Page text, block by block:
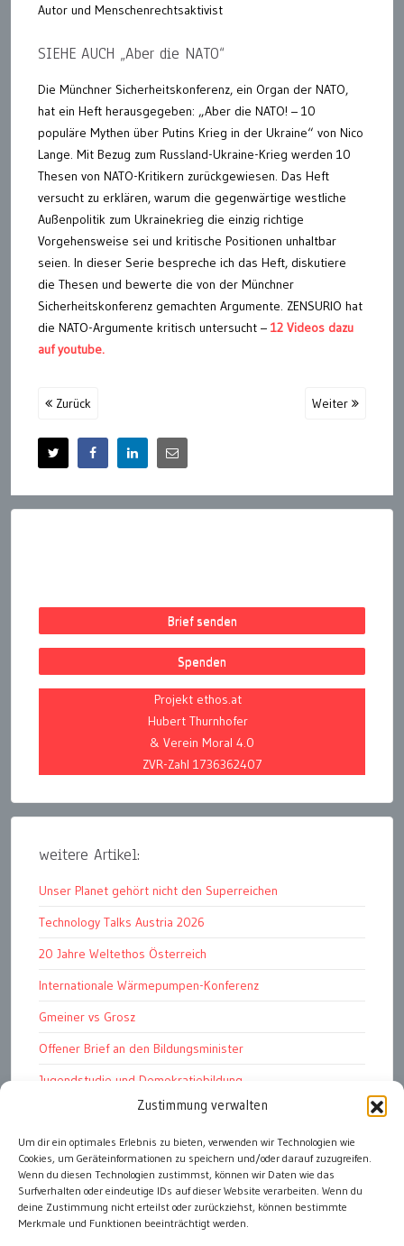
Zustimmung verwalten
Um dir ein optimales Erlebnis zu bieten, verwenden wir Technologien wie
Cookies, um Geräteinformationen zu speichern und/oder darauf zuzugreifen.
Wenn du diesen Technologien zustimmst, können wir Daten wie das
Surfverhalten oder eindeutige IDs auf dieser Website verarbeiten. Wenn du
deine Zustimmung nicht erteilst oder zurückziehst, können bestimmte
Merkmale und Funktionen beeinträchtigt werden.
Autor und Menschenrechtsaktivist
SIEHE AUCH „Aber die NATO“
Die Münchner Sicherheitskonferenz, ein Organ der NATO,
hat ein Heft herausgegeben: „Aber die NATO! – 10
populäre Mythen über Putins Krieg in der Ukraine“ von Nico
Lange. Mit Bezug zum Russland-Ukraine-Krieg werden 10
Thesen von NATO-Kritikern zurückgewiesen. Das Heft
versucht zu erklären, warum die gegenwärtige westliche
Außenpolitik zum Ukrainekrieg die einzig richtige
Vorgehensweise sei und kritische Positionen unhaltbar
seien. In dieser Serie bespreche ich das Heft, diskutiere
die Thesen und bewerte die von der Münchner
Sicherheitskonferenz gemachten Argumente. ZENSURIO hat
die NATO-Argumente kritisch untersucht – 12 Videos dazu
auf youtube.
Zurück Weiter
Brief senden
Spenden
Projekt ethos.at
Hubert Thurnhofer
& Verein Moral 4.0
ZVR-Zahl 1736362407
weitere Artikel:
Unser Planet gehört nicht den Superreichen
Technology Talks Austria 2026
20 Jahre Weltethos Österreich
Internationale Wärmepumpen-Konferenz
Gmeiner vs Grosz
Offener Brief an den Bildungsminister
Jugendstudie und Demokratiebildung
Solschenizyn, Dugin und der Westen
Finanzindustrie manipuliert Schüler
Chemtrails Contrails Geoengineering